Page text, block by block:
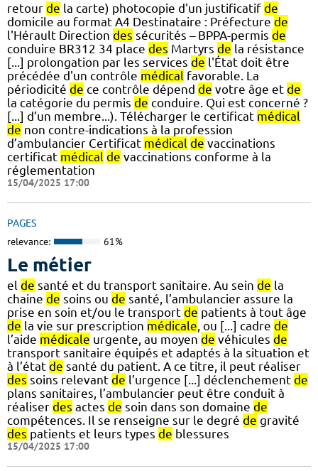
retour de la carte) photocopie d'un justificatif de
domicile au format A4 Destinataire : Préfecture de
l'Hérault Direction des sécurités – BPPA-permis de
conduire BR312 34 place des Martyrs de la résistance
[...] prolongation par les services de l'État doit être
précédée d'un contrôle médical favorable. La
périodicité de ce contrôle dépend de votre âge et de
la catégorie du permis de conduire. Qui est concerné ?
[...] d’un membre...). Télécharger le certificat médical
de non contre-indications à la profession
d’ambulancier Certificat médical de vaccinations
certificat médical de vaccinations conforme à la
réglementation
15/04/2025 17:00
PAGES
relevance: 61%
Le métier
el de santé et du transport sanitaire. Au sein de la
chaine de soins ou de santé, l’ambulancier assure la
prise en soin et/ou le transport de patients à tout âge
de la vie sur prescription médicale, ou [...] cadre de
l’aide médicale urgente, au moyen de véhicules de
transport sanitaire équipés et adaptés à la situation et
à l’état de santé du patient. A ce titre, il peut réaliser
des soins relevant de l’urgence [...] déclenchement de
plans sanitaires, l’ambulancier peut être conduit à
réaliser des actes de soin dans son domaine de
compétences. Il se renseigne sur le degré de gravité
des patients et leurs types de blessures
15/04/2025 17:00